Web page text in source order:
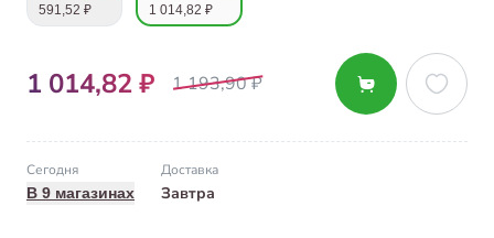
591,52 ₽ 1 014,82 ₽
1 014,82 ₽ 1 193,90 ₽
Сегодня
В 9 магазинах
Доставка
Завтра